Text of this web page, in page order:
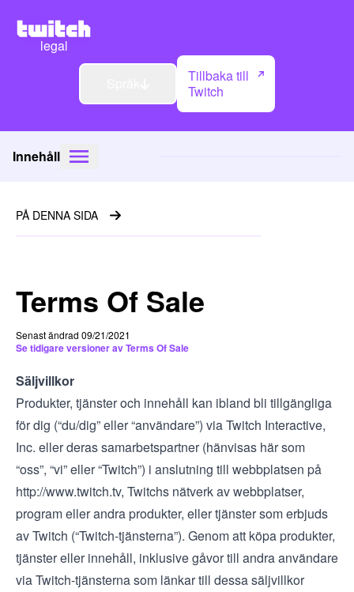
legal
Tillbaka till
Twitch
Innehåll
Terms Of Sale
Senast ändrad 09/21/2021
Se tidigare versioner av Terms Of Sale
Säljvillkor
Produkter, tjänster och innehåll kan ibland bli tillgängliga
för dig (“du/dig” eller “användare”) via Twitch Interactive,
Inc. eller deras samarbetspartner (hänvisas här som
“oss”, “vi” eller “Twitch”) i anslutning till webbplatsen på
http://www.twitch.tv, Twitchs nätverk av webbplatser,
program eller andra produkter, eller tjänster som erbjuds
av Twitch (“Twitch-tjänsterna”). Genom att köpa produkter,
tjänster eller innehåll, inklusive gåvor till andra användare
via Twitch-tjänsterna som länkar till dessa säljvillkor
PÅ DENNA SIDA